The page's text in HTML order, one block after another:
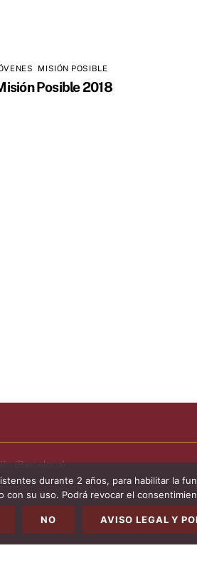
MISIÓN POSIBLE
Posible 2018
(Barcelona)
durante 2 años, para habilitar la
con su uso. Podrá revocar el
NO AVISO LEGAL Y